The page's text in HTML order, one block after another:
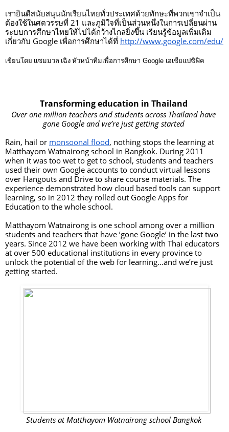
เรายินดีสนับสนุนนักเรียนไทยทั่วประเทศด้วยทักษะที่พวกเขาจำเป็น
ต้องใช้ในศตวรรษที่ 21 และภูมิใจที่เป็นส่วนหนึ่งในการเปลี่ยนผ่าน
ระบบการศึกษาไทยให้ไปได้กว้างไกลยิ่งขึ้น เรียนรู้ข้อมูลเพิ่มเติม
เกี่ยวกับ Google เพื่อการศึกษาได้ที่ http://www.google.com/edu/
เขียนโดย เเซมมวล เฉิง หัวหน้าทีมเพื่อการศึกษา Google เอเชียแปซิฟิค
Transforming education in Thailand
Over one million teachers and students across Thailand have
gone Google and we’re just getting started
Rain, hail or monsoonal flood, nothing stops the learning at
Matthayom Watnairong school in Bangkok. During 2011
when it was too wet to get to school, students and teachers
used their own Google accounts to conduct virtual lessons
over Hangouts and Drive to share course materials. The
experience demonstrated how cloud based tools can support
learning, so in 2012 they rolled out Google Apps for
Education to the whole school.
Matthayom Watnairong is one school among over a million
students and teachers that have ’gone Google’ in the last two
years. Since 2012 we have been working with Thai educators
at over 500 educational institutions in every province to
unlock the potential of the web for learning...and we’re just
getting started.
Students at Matthayom Watnairong school Bangkok